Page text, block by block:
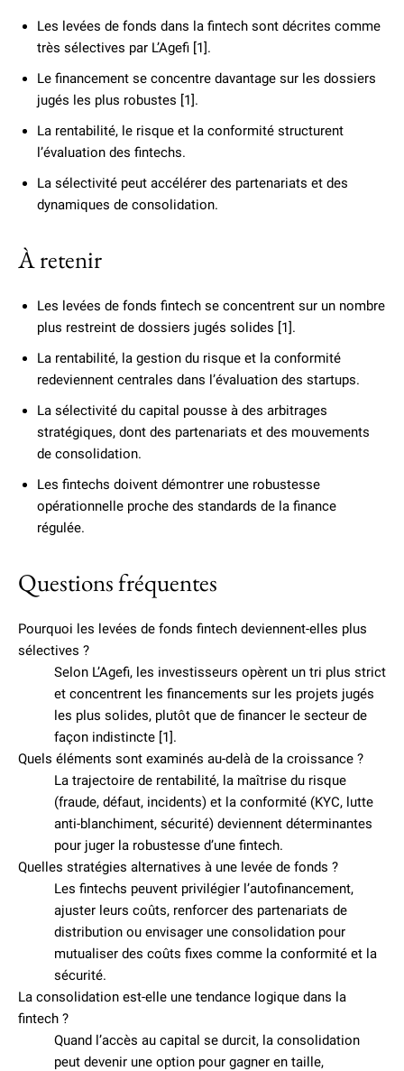
Les levées de fonds dans la fintech sont décrites comme
très sélectives par L’Agefi [1].
Le financement se concentre davantage sur les dossiers
jugés les plus robustes [1].
La rentabilité, le risque et la conformité structurent
l’évaluation des fintechs.
La sélectivité peut accélérer des partenariats et des
dynamiques de consolidation.
À retenir
Les levées de fonds fintech se concentrent sur un nombre
plus restreint de dossiers jugés solides [1].
La rentabilité, la gestion du risque et la conformité
redeviennent centrales dans l’évaluation des startups.
La sélectivité du capital pousse à des arbitrages
stratégiques, dont des partenariats et des mouvements
de consolidation.
Les fintechs doivent démontrer une robustesse
opérationnelle proche des standards de la finance
régulée.
Questions fréquentes
Pourquoi les levées de fonds fintech deviennent-elles plus
sélectives ?
Selon L’Agefi, les investisseurs opèrent un tri plus strict
et concentrent les financements sur les projets jugés
les plus solides, plutôt que de financer le secteur de
façon indistincte [1].
Quels éléments sont examinés au-delà de la croissance ?
La trajectoire de rentabilité, la maîtrise du risque
(fraude, défaut, incidents) et la conformité (KYC, lutte
anti-blanchiment, sécurité) deviennent déterminantes
pour juger la robustesse d’une fintech.
Quelles stratégies alternatives à une levée de fonds ?
Les fintechs peuvent privilégier l’autofinancement,
ajuster leurs coûts, renforcer des partenariats de
distribution ou envisager une consolidation pour
mutualiser des coûts fixes comme la conformité et la
sécurité.
La consolidation est-elle une tendance logique dans la
fintech ?
Quand l’accès au capital se durcit, la consolidation
peut devenir une option pour gagner en taille,